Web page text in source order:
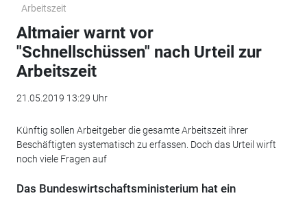
Arbeitszeit
Altmaier warnt vor
"Schnellschüssen" nach Urteil zur
Arbeitszeit
21.05.2019 13:29 Uhr
Künftig sollen Arbeitgeber die gesamte Arbeitszeit ihrer
Beschäftigten systematisch zu erfassen. Doch das Urteil wirft
noch viele Fragen auf
Das Bundeswirtschaftsministerium hat ein